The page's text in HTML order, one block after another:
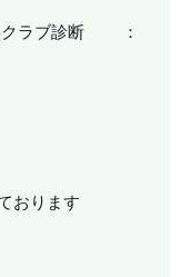
クラブ診断 ：
！
おります